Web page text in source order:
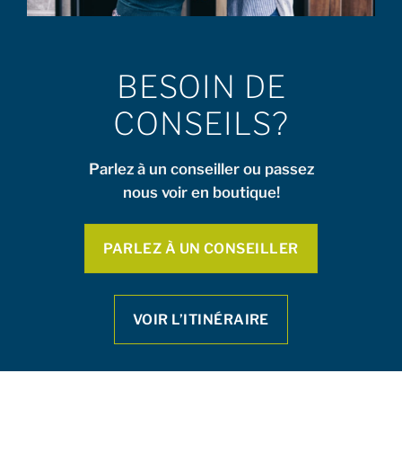
BESOIN DE
CONSEILS?
Parlez à un conseiller ou passez
nous voir en boutique!
PARLEZ À UN CONSEILLER
VOIR L’ITINÉRAIRE